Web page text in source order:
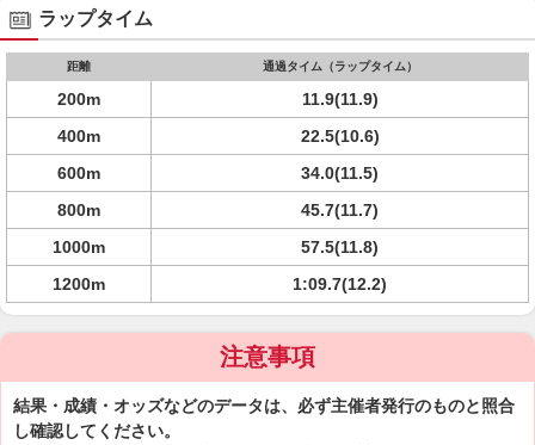
ラップタイム
距離 通過タイム（ラップタイム）
200m
11.9(11.9)
400m
22.5(10.6)
600m
34.0(11.5)
800m
45.7(11.7)
1000m
57.5(11.8)
1200m
1:09.7(12.2)
注意事項
結果・成績・オッズなどのデータは、必ず主催者発行のものと照合
し確認してください。